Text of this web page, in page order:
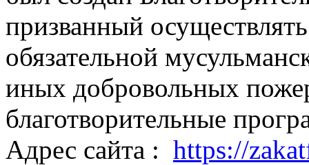
призванный
обязательной
иных добровольных
благотворительные
Адрес сайта : https://